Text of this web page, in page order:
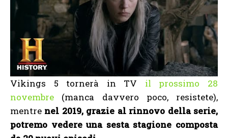
Vikings 5 tornerà in TV il prossimo 28
novembre (manca davvero poco, resistete),
mentre nel 2019, grazie al rinnovo della serie,
potremo vedere una sesta stagione composta